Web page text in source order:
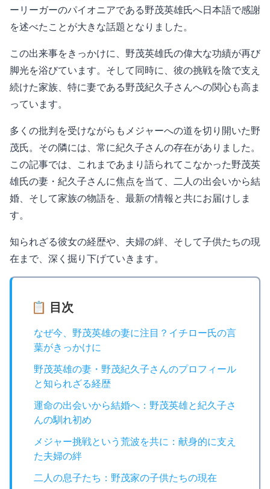
ーリーガーのパイオニアである野茂英雄氏へ日本語で感謝
を述べたことが大きな話題となりました。
この出来事をきっかけに、野茂英雄氏の偉大な功績が再び
脚光を浴びています。そして同時に、彼の挑戦を陰で支え
続けた家族、特に妻である野茂紀久子さんへの関心も高ま
っています。
多くの批判を受けながらもメジャーへの道を切り開いた野
茂氏。その隣には、常に紀久子さんの存在がありました。
この記事では、これまであまり語られてこなかった野茂英
雄氏の妻・紀久子さんに焦点を当て、二人の出会いから結
婚、そして家族の物語を、最新の情報と共にお届けしま
す。
知られざる彼女の経歴や、夫婦の絆、そして子供たちの現
在まで、深く掘り下げていきます。
📋 目次
なぜ今、野茂英雄の妻に注目？イチロー氏の言
葉がきっかけに
野茂英雄の妻・野茂紀久子さんのプロフィール
と知られざる経歴
運命の出会いから結婚へ：野茂英雄と紀久子さ
んの馴れ初め
メジャー挑戦という荒波を共に：献身的に支え
た夫婦の絆
二人の息子たち：野茂家の子供たちの現在